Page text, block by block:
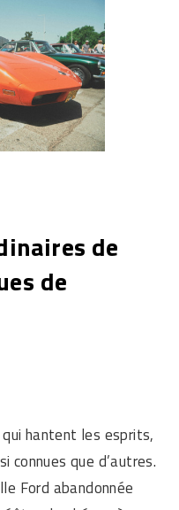
de
de
hantent les esprits,
connues que d’autres.
Ford abandonnée